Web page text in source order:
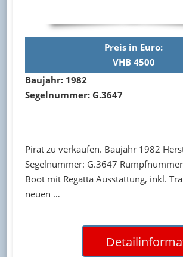
Preis in Euro:
VHB 4500
Baujahr: 1982
Segelnummer: G.3647
Pirat zu verkaufen. Baujahr 1982
Segelnummer: G.3647
Boot mit Regatta Ausstattung, inkl.
neuen …